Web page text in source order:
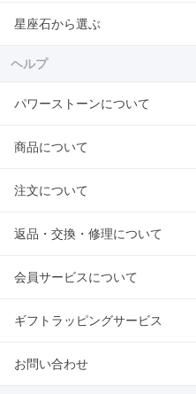
星座石から選ぶ
ヘルプ
パワーストーンについて
商品について
注文について
返品・交換・修理について
会員サービスについて
ギフトラッピングサービス
お問い合わせ